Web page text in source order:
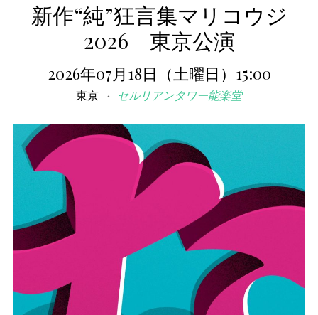
新作“純”狂言集マリコウジ
2026 東京公演
2026年07月18日（土曜日）15:00
東京 セルリアンタワー能楽堂